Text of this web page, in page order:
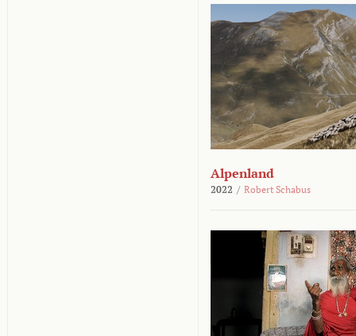
Alpenland
2022 / Robert Schabus